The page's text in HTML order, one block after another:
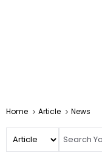
Home Article News